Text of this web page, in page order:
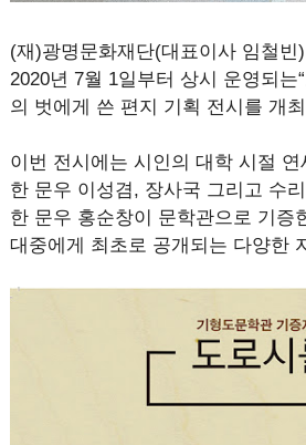
(재)광명문화재단(대표이사 임철빈
2020년 7월 1일부터 상시 운영되
의 벗에게 쓴 편지 기획 전시를 개
이번 전시에는 시인의 대학 시절
한 문우 이성겸, 장사국 그리고 수
한 문우 홍순창이 문학관으로 기증
대중에게 최초로 공개되는 다양한